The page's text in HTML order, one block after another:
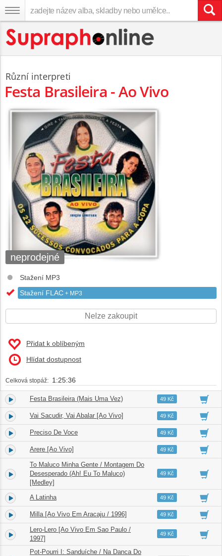
Různí interpreti
Festa Brasileira - Ao Vivo
neprodejné
Stažení MP3
Stažení FLAC + MP3
Nelze zakoupit
Přidat k oblíbeným
Hlídat dostupnost
Celková stopáž: 1:25:36
1. Festa Brasileira (Mais Uma Vez) 03:4449 Kč
2. Vai Sacudir, Vai Abalar [Ao Vivo] 05:1649 Kč
3. Preciso De Voce 05:0649 Kč
4. Arere [Ao Vivo] 04:1749 Kč
5.
To Maluco Minha Gente / Montagem Do
Desesperado (Ah! Eu To Maluco)
[Medley]
02:0749 Kč
6. A Latinha 03:1849 Kč
7. Milla [Ao Vivo Em Aracaju / 1996] 03:3249 Kč
8.
Lero-Lero [Ao Vivo Em Sao Paulo /
1997]
03:4949 Kč
Pot-Pourri I: Sanduíche / Na Danca Do